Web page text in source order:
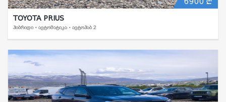
TOYOTA PRIUS
ᲰᲘᲑᲠᲘᲓᲘ • ᲐᲕᲢᲝᲛᲐᲢᲘᲙᲐ • ᲐᲕᲢᲝᲰᲐᲑ 2